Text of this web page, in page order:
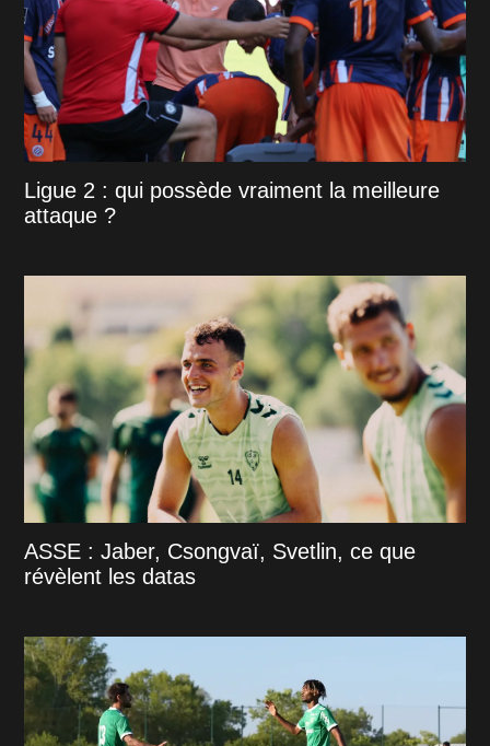
Ligue 2 : qui possède vraiment la meilleure
attaque ?
ASSE : Jaber, Csongvaï, Svetlin, ce que
révèlent les datas